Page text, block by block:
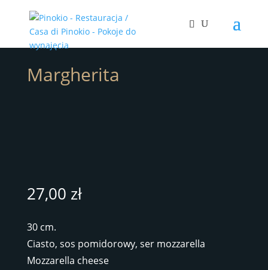
Margherita
27,00 zł
30 cm.
Ciasto, sos pomidorowy, ser mozzarella
Mozzarella cheese